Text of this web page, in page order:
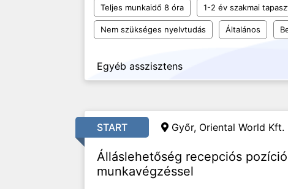
Teljes munkaidő 8 óra 1-2 év szakmai
Nem szükséges nyelvtudás Általános
Egyéb asszisztens
START Győr, Oriental World Kft.
Álláslehetőség recepciós
munkavégzéssel